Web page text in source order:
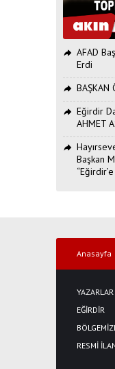
AFAD
Erdi
BAŞKAN
Eğirdir
AHMET
Başkan
Anasayfa
YAZARLAR
EĞİRDİR
RESMİ